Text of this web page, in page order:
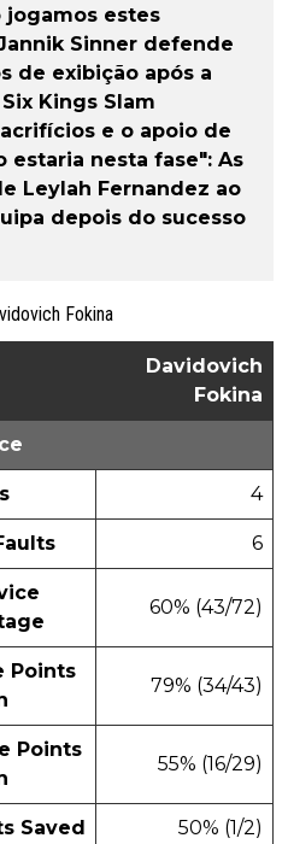
jogamos estes
Sinner defende
de exibição após a
Kings Slam
e o apoio de
estaria nesta fase": As
Leylah Fernandez ao
depois do sucesso
Fokina
Davidovich
Fokina
4
6
60% (43/72)
Points
79% (34/43)
Points
55% (16/29)
Saved 50% (1/2)